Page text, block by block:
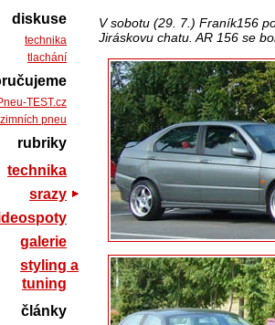
V sobotu (29. 7.) Franík156
Jiráskovu chatu. AR 156 se
diskuse
technika
tlachání
TEST.cz
pneu
rubriky
technika
srazy
galerie
styling a
tuning
články